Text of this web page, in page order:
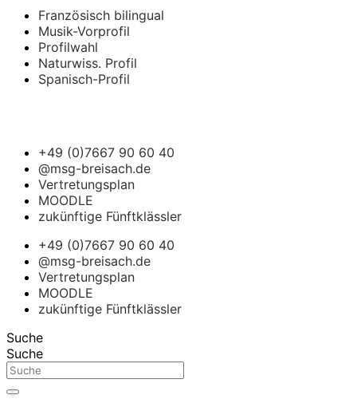
Französisch bilingual
Musik-Vorprofil
Profilwahl
Naturwiss. Profil
Spanisch-Profil
+49 (0)7667 90 60 40
@msg-breisach.de
Vertretungsplan
MOODLE
zukünftige Fünftklässler
+49 (0)7667 90 60 40
@msg-breisach.de
Vertretungsplan
MOODLE
zukünftige Fünftklässler
Suche
Suche